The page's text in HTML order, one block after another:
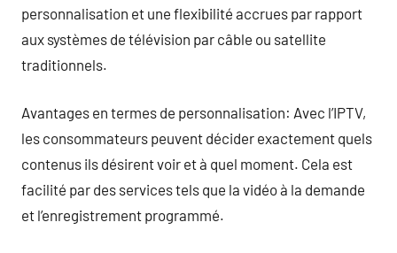
personnalisation et une flexibilité accrues par rapport
aux systèmes de télévision par câble ou satellite
traditionnels.
Avantages en termes de personnalisation: Avec l’IPTV,
les consommateurs peuvent décider exactement quels
contenus ils désirent voir et à quel moment. Cela est
facilité par des services tels que la vidéo à la demande
et l’enregistrement programmé.